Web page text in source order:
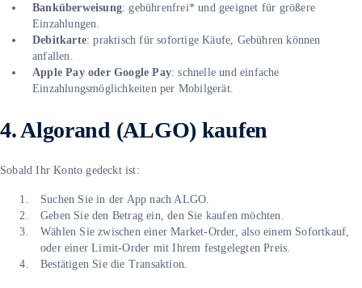
Banküberweisung: gebührenfrei* und geeignet für größere
Einzahlungen.
Debitkarte: praktisch für sofortige Käufe, Gebühren können
anfallen.
Apple Pay oder Google Pay: schnelle und einfache
Einzahlungsmöglichkeiten per Mobilgerät.
4. Algorand (ALGO) kaufen
Sobald Ihr Konto gedeckt ist:
Suchen Sie in der App nach ALGO.
Geben Sie den Betrag ein, den Sie kaufen möchten.
Wählen Sie zwischen einer Market-Order, also einem Sofortkauf,
oder einer Limit-Order mit Ihrem festgelegten Preis.
Bestätigen Sie die Transaktion.